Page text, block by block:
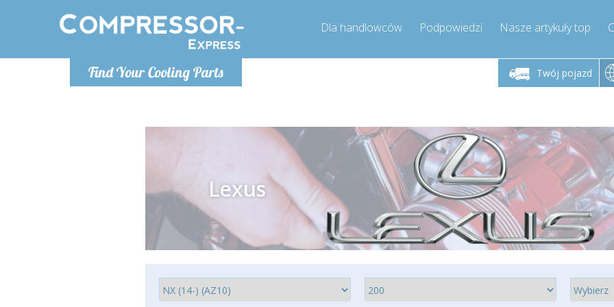
Find Your Cooling Parts
Dla handlowców Podpowiedzi Nasze artykuły top
Twój pojazd
Poniedziałek - piątek godz. Poniedziałek - piątek godz.
9:00-17:00
info@compressor-express.pl
Lexus